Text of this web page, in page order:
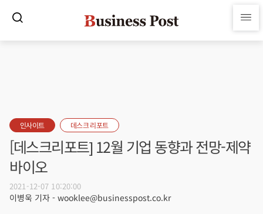
인사이트 데스크 리포트
[데스크리포트] 12월 기업 동향과 전망-제약
바이오
2021-12-07 10:20:00
이병욱 기자 - wooklee@businesspost.co.kr